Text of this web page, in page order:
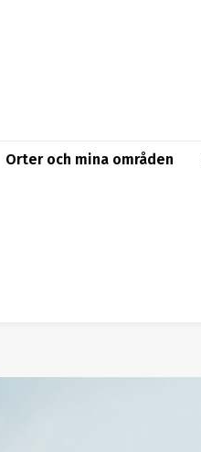
Orter och mina områden